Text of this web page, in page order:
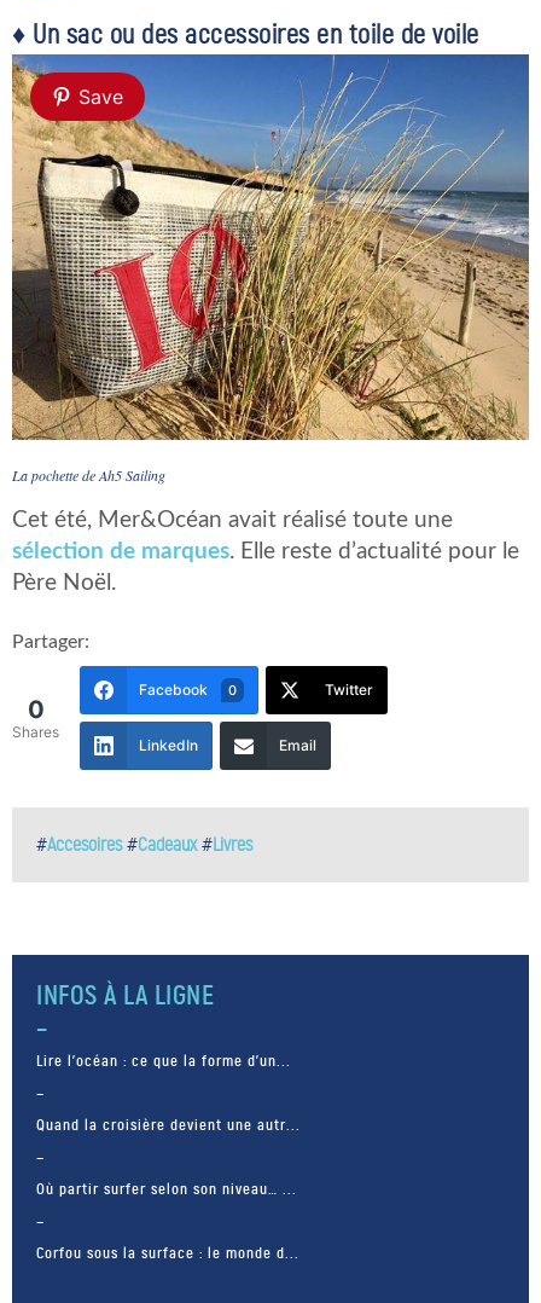
♦ Un sac ou des accessoires en toile de voile
Save
La pochette de Ah5 Sailing
Cet été, Mer&Océan avait réalisé toute une
sélection de marques. Elle reste d’actualité pour le
Père Noël.
Partager:
0
Shares
Facebook 0 Twitter
LinkedIn Email
#Accesoires#Cadeaux#Livres
INFOS À LA LIGNE
Lire l’océan : ce que la forme d’un...
Quand la croisière devient une autr...
Où partir surfer selon son niveau… ...
Corfou sous la surface : le monde d...